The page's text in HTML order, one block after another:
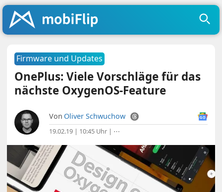
Firmware und Updates
OnePlus: Viele Vorschläge für das
nächste OxygenOS-Feature
Von Oliver Schwuchow
19.02.19 | 10:45 Uhr | ⋯